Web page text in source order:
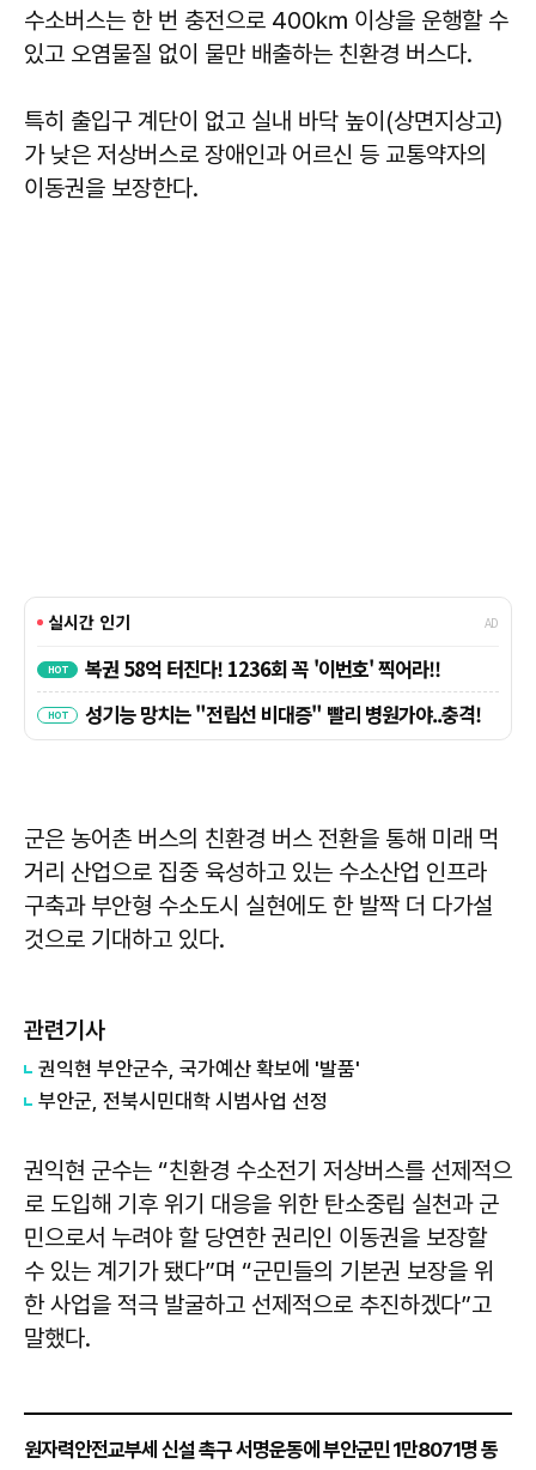
수소버스는 한 번 충전으로 400㎞ 이상을 운행할 수
있고 오염물질 없이 물만 배출하는 친환경 버스다.
특히 출입구 계단이 없고 실내 바닥 높이(상면지상고)
가 낮은 저상버스로 장애인과 어르신 등 교통약자의
이동권을 보장한다.
군은 농어촌 버스의 친환경 버스 전환을 통해 미래 먹
거리 산업으로 집중 육성하고 있는 수소산업 인프라
구축과 부안형 수소도시 실현에도 한 발짝 더 다가설
것으로 기대하고 있다.
관련기사
권익현 부안군수, 국가예산 확보에 '발품'
부안군, 전북시민대학 시범사업 선정
권익현 군수는 “친환경 수소전기 저상버스를 선제적으
로 도입해 기후 위기 대응을 위한 탄소중립 실천과 군
민으로서 누려야 할 당연한 권리인 이동권을 보장할
수 있는 계기가 됐다”며 “군민들의 기본권 보장을 위
한 사업을 적극 발굴하고 선제적으로 추진하겠다”고
말했다.
원자력안전교부세 신설 촉구 서명운동에 부안군민 1만8071명 동